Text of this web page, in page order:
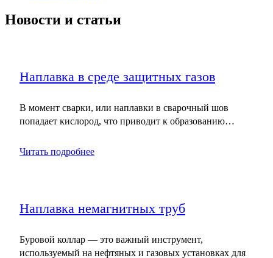
Новости и статьи
Наплавка в среде защитных газов
В момент сварки, или наплавки в сварочный шов
попадает кислород, что приводит к образованию…
Читать подробнее
Наплавка немагнитных труб
Буровой коллар — это важный инструмент,
используемый на нефтяных и газовых установках для